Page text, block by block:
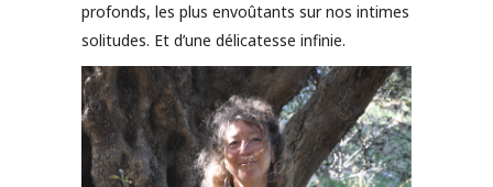
profonds, les plus envoûtants sur nos intimes
solitudes. Et d’une délicatesse infinie.